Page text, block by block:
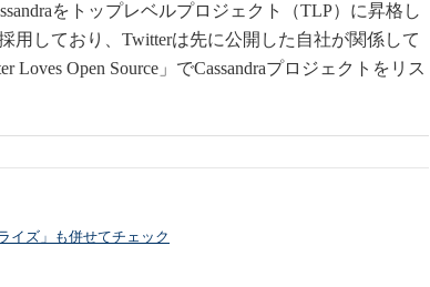
をトップレベルプロジェクト（TLP）に昇格し
用しており、Twitterは先に公開した自社が関係して
Open Source」でCassandraプロジェクトをリス
イズ」も併せてチェック